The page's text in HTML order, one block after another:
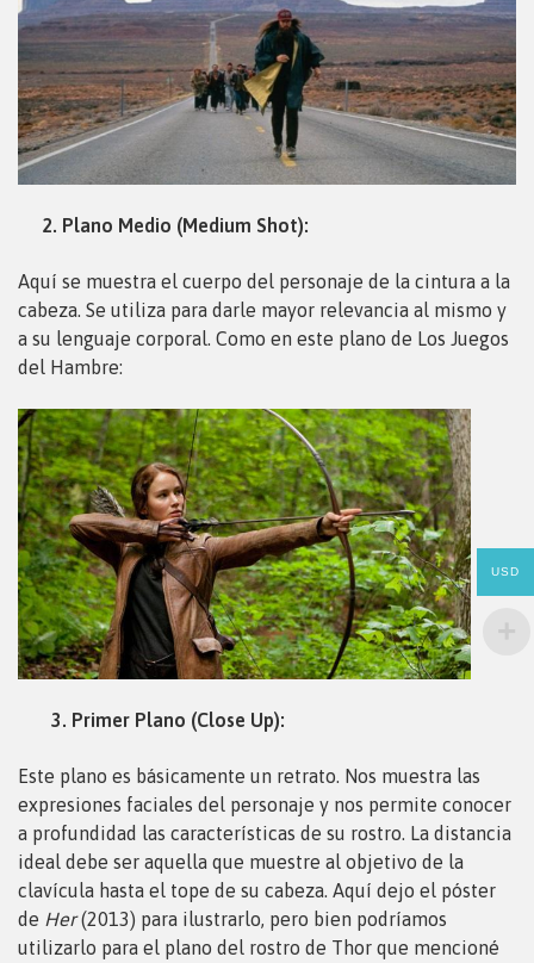
2. Plano Medio (Medium Shot):
Aquí se muestra el cuerpo del personaje de la cintura a la
cabeza. Se utiliza para darle mayor relevancia al mismo y
a su lenguaje corporal. Como en este plano de Los Juegos
del Hambre:
3. Primer Plano (Close Up):
Este plano es básicamente un retrato. Nos muestra las
expresiones faciales del personaje y nos permite conocer
a profundidad las características de su rostro. La distancia
ideal debe ser aquella que muestre al objetivo de la
clavícula hasta el tope de su cabeza. Aquí dejo el póster
de Her(2013) para ilustrarlo, pero bien podríamos
utilizarlo para el plano del rostro de Thor que mencioné
USD